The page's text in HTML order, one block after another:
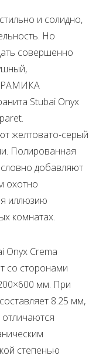
и солидно,
Но
совершенно
Stubai Onyx
желтовато-серый
Полированная
добавляют
охотно
иллюзию
комнатах.
Onyx Crema
со сторонами
мм. При
8.25 мм,
степенью